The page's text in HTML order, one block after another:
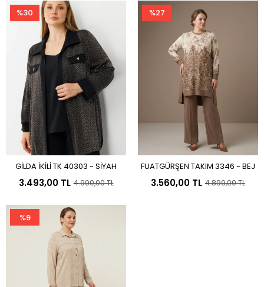
%30
Sepete Ekle
GİLDA İKİLİ TK 40303 - SİYAH
3.493,00 TL 4.990,00 TL
%27
Sepete Ekle
FUATGÜRŞEN TAKIM 3346 - BEJ
3.560,00 TL 4.899,00 TL
%9